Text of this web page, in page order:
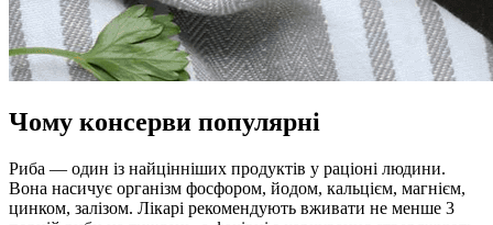
Чому консерви популярні
Риба — один із найцінніших продуктів у раціоні людини.
Вона насичує організм фосфором, йодом, кальцієм, магнієм,
цинком, залізом. Лікарі рекомендують вживати не менше 3